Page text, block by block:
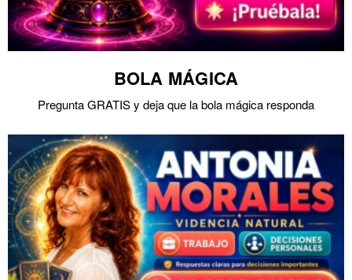
BOLA MÁGICA
Pregunta GRATIS y deja que la bola mágica responda